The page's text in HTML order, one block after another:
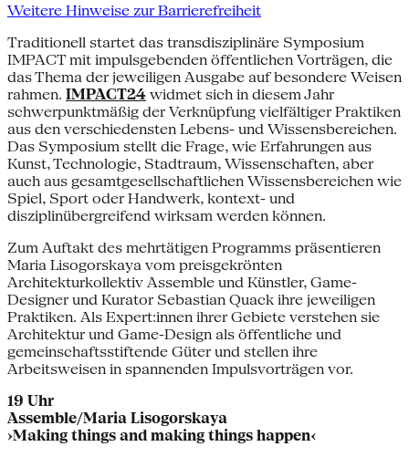
Weitere Hinweise zur Barrierefreiheit
Traditionell startet das transdisziplinäre Symposium
IMPACT mit impulsgebenden öffentlichen Vorträgen, die
das Thema der jeweiligen Ausgabe auf besondere Weisen
rahmen. IMPACT24 widmet sich in diesem Jahr
schwerpunktmäßig der Verknüpfung vielfältiger Praktiken
aus den verschiedensten Lebens- und Wissensbereichen.
Das Symposium stellt die Frage, wie Erfahrungen aus
Kunst, Technologie, Stadtraum, Wissenschaften, aber
auch aus gesamtgesellschaftlichen Wissensbereichen wie
Spiel, Sport oder Handwerk, kontext- und
disziplinübergreifend wirksam werden können.
Zum Auftakt des mehrtätigen Programms präsentieren
Maria Lisogorskaya vom preisgekrönten
Architekturkollektiv Assemble und Künstler, Game-
Designer und Kurator Sebastian Quack ihre jeweiligen
Praktiken. Als Expert:innen ihrer Gebiete verstehen sie
Architektur und Game-Design als öffentliche und
gemeinschaftsstiftende Güter und stellen ihre
Arbeitsweisen in spannenden Impulsvorträgen vor.
19 Uhr
Assemble/Maria Lisogorskaya
›Making things and making things happen‹